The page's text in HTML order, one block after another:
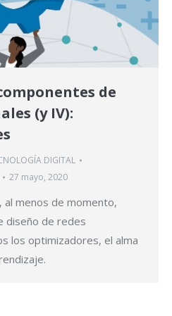
de
(y IV):
DIGITAL
27 mayo, 2020
menos de momento,
diseño de redes
los optimizadores, el alma